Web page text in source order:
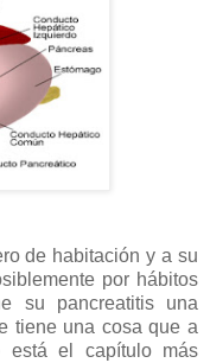
de habitación y a su
por hábitos
su pancreatitis una
tiene una cosa que a
está el capítulo más